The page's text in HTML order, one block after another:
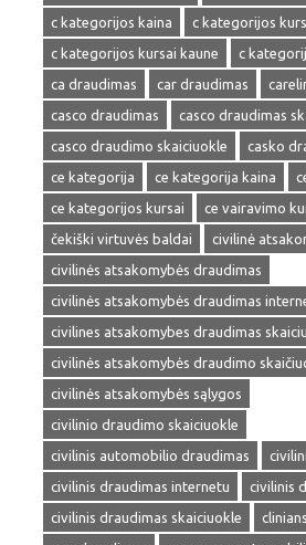
c kategorijos kaina
c kategorijos
c kategorijos kursai kaune
c
ca draudimas
car draudimas
casco draudimas
casco draudimas
casco draudimo skaiciuokle
casko
ce kategorija
ce kategorija kaina
ce kategorijos kursai
ce vairavimo
čekiški virtuvės baldai
civilinė
civilinės atsakomybės draudimas
civilinės atsakomybės draudimas
civilines atsakomybes draudimas
civilinės atsakomybės draudimo
civilinės atsakomybės sąlygos
civilinio draudimo skaiciuokle
civilinis automobilio draudimas
civilinis draudimas internetu
civilinis
civilinis draudimas skaiciuokle